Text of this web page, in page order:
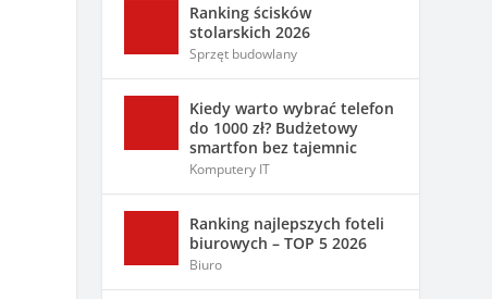
Ranking ścisków
stolarskich 2026
Sprzęt budowlany
Kiedy warto wybrać telefon
do 1000 zł? Budżetowy
smartfon bez tajemnic
Komputery IT
Ranking najlepszych foteli
biurowych – TOP 5 2026
Biuro